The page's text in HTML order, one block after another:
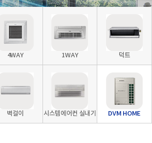
4WAY 1WAY 덕트
벽걸이 시스템에어컨 실내기 DVM HOME